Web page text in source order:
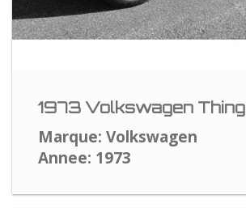
1973 Volkswagen Thing
Marque: Volkswagen
Annee: 1973